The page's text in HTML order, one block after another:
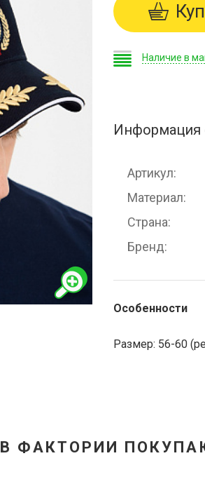
Наличие в
Информация
Артикул
Материал
Страна
Бренд
Особенности
Размер: 56-60
В ФАКТОРИИ